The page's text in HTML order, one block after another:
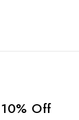
Off